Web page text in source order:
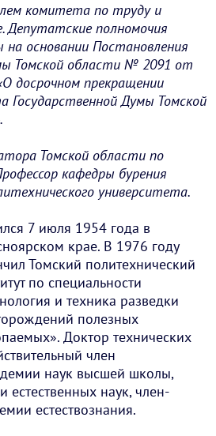
комитета по труду и
Депутатские полномочия
на основании Постановления
Томской области № 2091 от
досрочном прекращении
Государственной Думы Томской
Томской области по
кафедры бурения
университета.
7 июля 1954 года в
крае. В 1976 году
Томский политехнический
по специальности
и техника разведки
полезных
Доктор технических
член
наук высшей школы,
естественных наук, член-
естествознания.